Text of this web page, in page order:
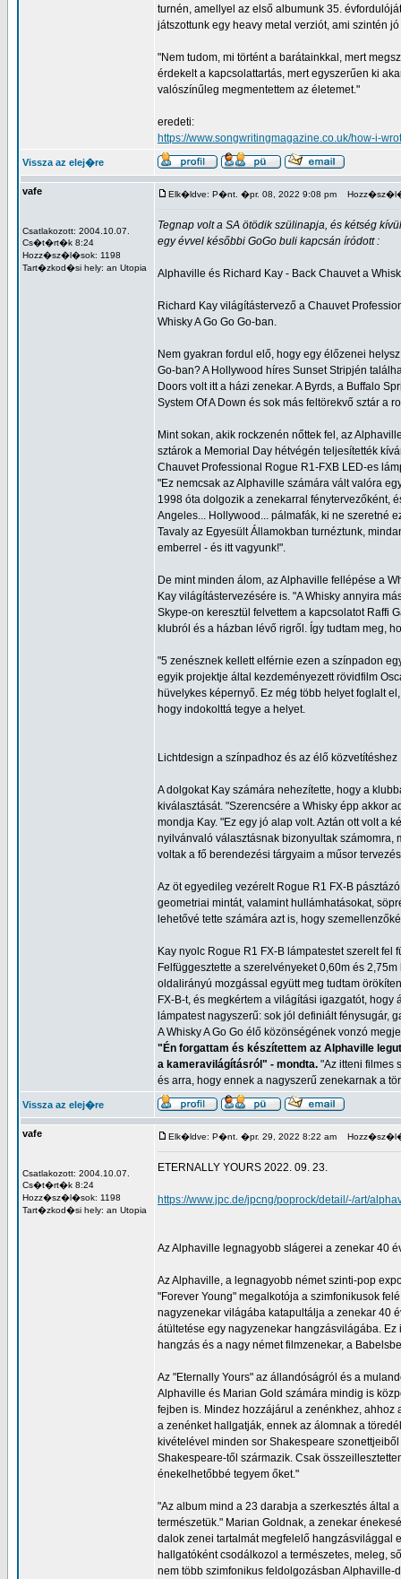
turnén, amellyel az első albumunk 35.
játszottunk egy heavy metal verziót, ami szintén jó
"Nem tudom, mi történt a barátainkkal, mert
érdekelt a kapcsolattartás, mert egyszerűen ki
valószínűleg megmentettem az életemet."
eredeti:
https://www.songwritingmagazine.co.uk/how-i-
Vissza az elej�re
vafe
Csatlakozott: 2004.10.07.
Cs�t�rt�k 8:24
Hozz�sz�l�sok: 1198
Tart�zkod�si hely: an Utopia
Elk�ldve: P�nt. �pr. 08, 2022 9:08 pm
Tegnap volt a SA ötödik szülinapja, és kétség
egy évvel későbbi GoGo buli kapcsán íródott :
Alphaville és Richard Kay - Back Chauvet a
Richard Kay világítástervező a Chauvet
Whisky A Go Go Go-ban.
Nem gyakran fordul elő, hogy egy élőzenei
Go-ban? A Hollywood híres Sunset Stripjén
Doors volt itt a házi zenekar. A Byrds, a Buffalo
System Of A Down és sok más feltörekvő sztár a
Mint sokan, akik rockzenén nőttek fel, az
sztárok a Memorial Day hétvégén teljesítették
Chauvet Professional Rogue R1-FXB LED-es
"Ez nemcsak az Alphaville számára vált valóra
1998 óta dolgozik a zenekarral fénytervezőként,
Angeles... Hollywood... pálmafák, ki ne szeretné
Tavaly az Egyesült Államokban turnéztunk,
emberrel - és itt vagyunk!".
De mint minden álom, az Alphaville fellépése a
Kay világítástervezésére is. "A Whisky annyira
Skype-on keresztül felvettem a kapcsolatot Raffi
klubról és a házban lévő rigről. Így tudtam meg,
"5 zenésznek kellett elférnie ezen a színpadon
egyik projektje által kezdeményezett rövidfilm
hüvelykes képernyő. Ez még több helyet foglalt
hogy indokolttá tegye a helyet.
Lichtdesign a színpadhoz és az élő közvetítéshez
A dolgokat Kay számára nehezítette, hogy a
kiválasztását. "Szerencsére a Whisky épp akkor
mondja Kay. "Ez egy jó alap volt. Aztán ott volt a
nyilvánvaló választásnak bizonyultak számomra,
voltak a fő berendezési tárgyaim a műsor
Az öt egyedileg vezérelt Rogue R1 FX-B
geometriai mintát, valamint hullámhatásokat,
lehetővé tette számára azt is, hogy
Kay nyolc Rogue R1 FX-B lámpatestet szerelt
Felfüggesztette a szerelvényeket 0,60m és
oldalirányú mozgással együtt meg tudtam
FX-B-t, és megkértem a világítási igazgatót,
lámpatest nagyszerű: sok jól definiált fénysugár,
A Whisky A Go Go élő közönségének vonzó
"Én forgattam és készítettem az Alphaville
a kameravilágításról" - mondta. "Az itteni filmes
és arra, hogy ennek a nagyszerű zenekarnak a
Vissza az elej�re
vafe
Csatlakozott: 2004.10.07.
Cs�t�rt�k 8:24
Hozz�sz�l�sok: 1198
Tart�zkod�si hely: an Utopia
Elk�ldve: P�nt. �pr. 29, 2022 8:22 am
ETERNALLY YOURS 2022. 09. 23.
https://www.jpc.de/jpcng/poprock/detail/-/art/
Az Alphaville legnagyobb slágerei a zenekar 40
Az Alphaville, a legnagyobb német szinti-pop
"Forever Young" megalkotója a szimfonikusok
nagyzenekar világába katapultálja a zenekar 40
átültetése egy nagyzenekar hangzásvilágába.
hangzás és a nagy német filmzenekar, a
Az "Eternally Yours" az állandóságról és a
Alphaville és Marian Gold számára mindig is
fejben is. Mindez hozzájárul a zenénkhez, ahhoz
a zenénket hallgatják, ennek az álomnak a
kivételével minden sor Shakespeare
Shakespeare-től származik. Csak
énekelhetőbbé tegyem őket."
"Az album mind a 23 darabja a szerkesztés által
természetük." Marian Goldnak, a zenekar
dalok zenei tartalmát megfelelő hangzásvilággal
hallgatóként csodálkozol a természetes, meleg,
nem több szimfonikus feldolgozásban Alphaville-